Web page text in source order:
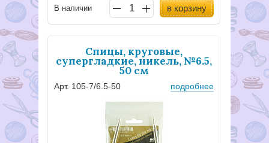
В наличии в корзину
Спицы, круговые,
супергладкие, никель, №6.5,
50 см
Арт. 105-7/6.5-50 подробнее